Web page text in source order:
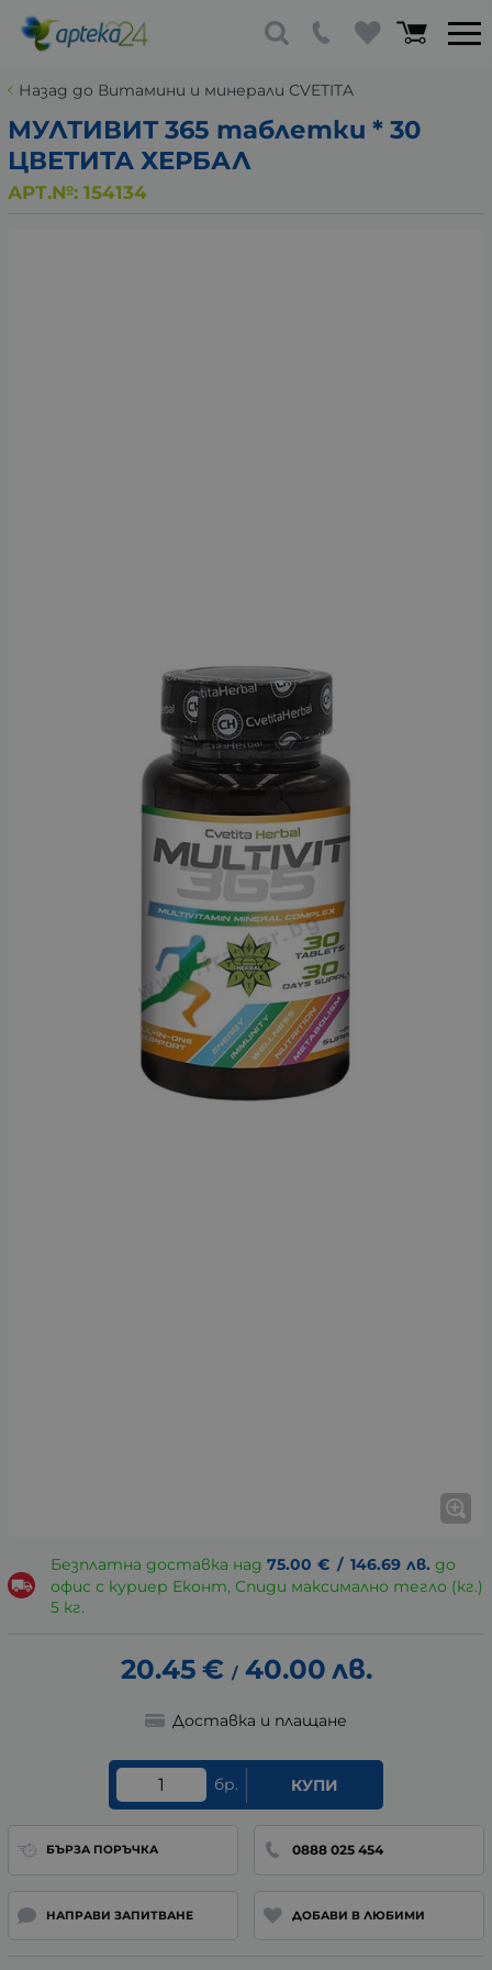
Назад до Витамини и минерали CVETITA
МУЛТИВИТ 365 таблетки * 30
ЦВЕТИТА ХЕРБАЛ
АРТ.№: 154134
Безплатна доставка над 75.00 € / 146.69 лв. до
офис с куриер Еконт, Спиди максимално тегло (кг.)
5 кг.
20.45 € / 40.00 лв.
Доставка и плащане
бр. КУПИ
БЪРЗА ПОРЪЧКА 0888 025 454
НАПРАВИ ЗАПИТВАНЕ ДОБАВИ В ЛЮБИМИ